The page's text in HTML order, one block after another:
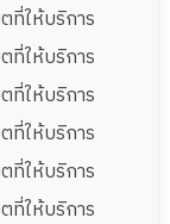
ปทุมวัน
มีนบุรี
พันธวงศ์
กอกใหญ่
ตลิ่งชัน
ภาษีเจริญ
บางพลี
บางเสาธง
ตที่ให้บริการ
บางใหญ่
ปากเกร็ด
ตที่ให้บริการ
ธัญบุรี
ลำลูกกา
ตที่ให้บริการ
นครหลวง
บางปะหัน
วหลวง
ตที่ให้บริการ
ป่าโมก
ศษชัยชาญ
ตที่ให้บริการ
ชัยบาดาล
ตที่ให้บริการ